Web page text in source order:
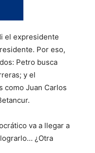
el expresidente
Por eso,
Petro busca
y el
como Juan Carlos
va a llegar a
¿Otra